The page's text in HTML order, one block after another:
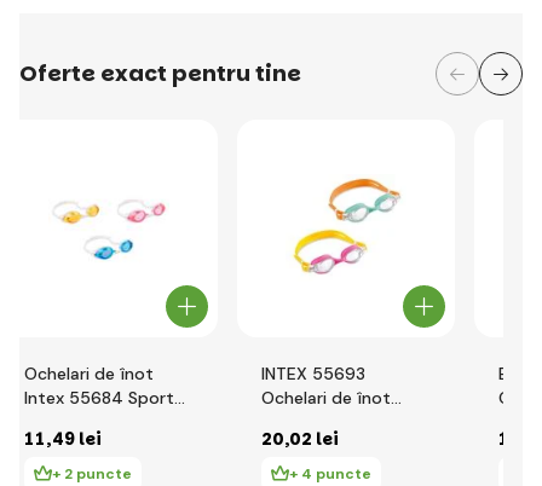
Oferte exact pentru tine
Ochelari de înot
Intex 55684 Sport
11,49 lei
+ 2 puncte
INTEX 55693
Ochelari de înot
20,02 lei
+ 4 puncte
&
12